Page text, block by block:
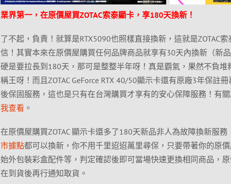
業界第一，在原價屋買ZOTAC索泰顯卡，享180天換新！
了不起，負責！就算是RTX5090也照樣直接換新，這就是ZOTAC
信！其實本來在原價屋購買任何品牌商品就享有30天內換新（新
硬是要拉長到180天，那可是整整半年呀！真是覇氣，果然不負
稱王呀！而且ZOTAC GeForce RTX 40/50顯示卡還有原廠3年保註
後保固服務，這也是只有在台灣購買才享有的安心保障服務！有關
我查看 。
在原價屋購買ZOTAC 顯示卡還多了180天新品非人為故障換新服務
市據點都可以換新，你不用千里迢迢萬里尋保，只要帶著你的原
始外包裝彩盒配件等，判定確認後即可當場快速更換相同商品，
在到貨後再行通知取貨。